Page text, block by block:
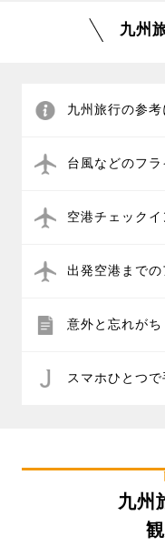
九州
九州旅行の参
台風などのフ
空港チェック
出発空港まで
意外と忘れが
スマホひとつ
九州